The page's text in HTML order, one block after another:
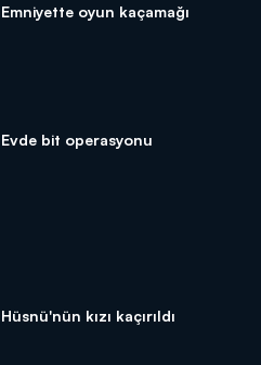
Emniyette oyun kaçamağı
Evde bit operasyonu
Hüsnü'nün kızı kaçırıldı